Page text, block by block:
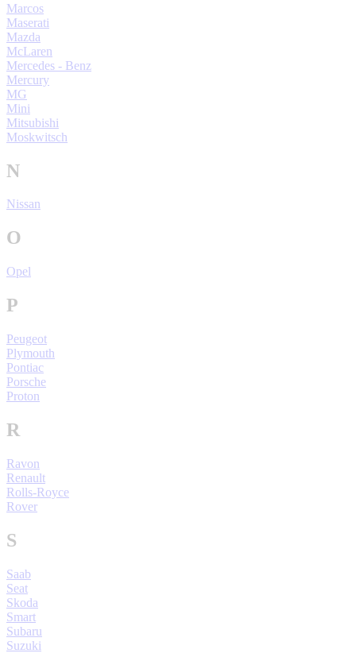
Marcos
Maserati
Mazda
McLaren
Mercedes - Benz
Mercury
MG
Mini
Mitsubishi
Moskwitsch
N
Nissan
O
Opel
P
Peugeot
Plymouth
Pontiac
Porsche
Proton
R
Ravon
Renault
Rolls-Royce
Rover
S
Saab
Seat
Skoda
Smart
Subaru
Suzuki